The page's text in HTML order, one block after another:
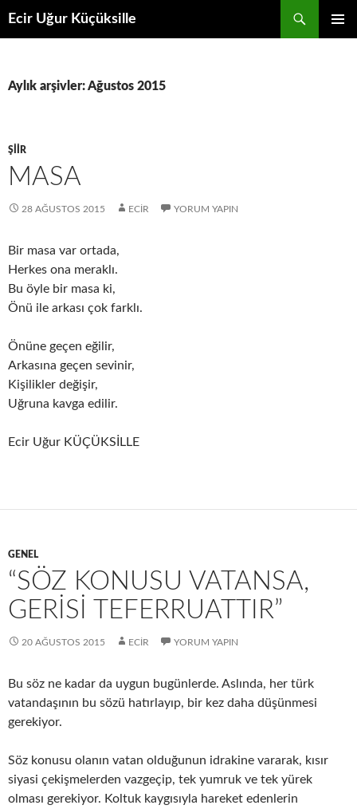
Ecir Uğur Küçüksille
Aylık arşivler: Ağustos 2015
ŞIIR
MASA
28 AĞUSTOS 2015 ECIR YORUM YAPIN
Bir masa var ortada,
Herkes ona meraklı.
Bu öyle bir masa ki,
Önü ile arkası çok farklı.
Önüne geçen eğilir,
Arkasına geçen sevinir,
Kişilikler değişir,
Uğruna kavga edilir.
Ecir Uğur KÜÇÜKSİLLE
GENEL
“SÖZ KONUSU VATANSA,
GERISI TEFERRUATTIR”
20 AĞUSTOS 2015 ECIR YORUM YAPIN
Bu söz ne kadar da uygun bugünlerde. Aslında, her türk
vatandaşının bu sözü hatırlayıp, bir kez daha düşünmesi
gerekiyor.
Söz konusu olanın vatan olduğunun idrakine vararak, kısır
siyasi çekişmelerden vazgeçip, tek yumruk ve tek yürek
olması gerekiyor. Koltuk kaygısıyla hareket edenlerin